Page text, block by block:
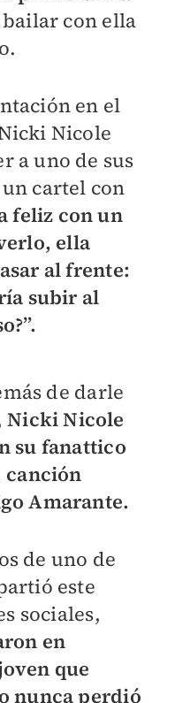
con ella
en el
Nicole
a uno de sus
cartel con
feliz con un
ella
al frente:
subir al
de darle
Nicki Nicole
su fanattico
canción
Amarante.
de uno de
este
sociales,
en
que
nunca perdió